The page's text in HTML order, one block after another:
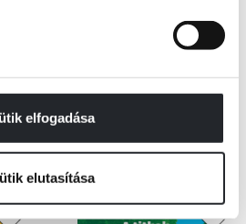
elfogadása
elutasítása
nevezték el magukat éppen róla!